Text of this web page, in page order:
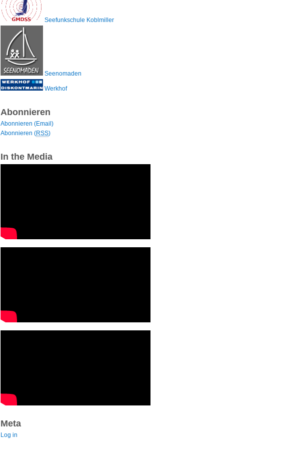
Seefunkschule Koblmiller
Seenomaden
Werkhof
Abonnieren
Abonnieren (Email)
Abonnieren (RSS)
In the Media
Meta
Log in